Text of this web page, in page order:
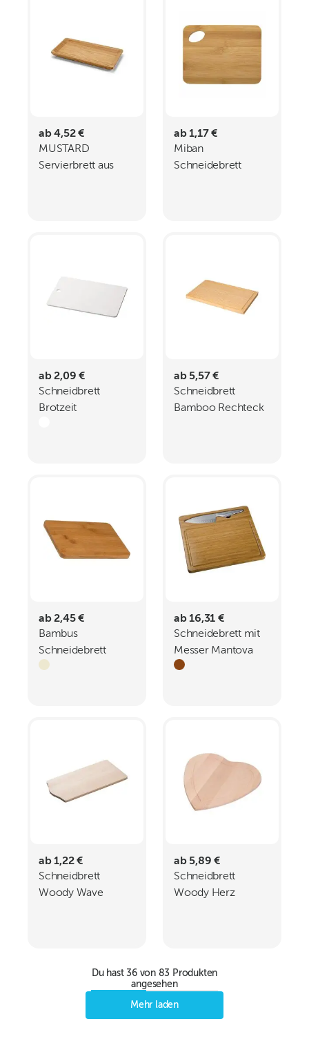
ab 4,52 €
MUSTARD
Servierbrett aus
ab 1,17 €
Miban
Schneidebrett
ab 2,09 €
Schneidbrett
Brotzeit
ab 5,57 €
Schneidbrett
Bamboo Rechteck
ab 2,45 €
Bambus
Schneidebrett
Bressanone
ab 16,31 €
Schneidebrett mit
Messer Mantova
ab 1,22 €
Schneidbrett
Woody Wave
ab 5,89 €
Schneidbrett
Woody Herz
Du hast36von 83 Produkten
angesehen
Mehr laden